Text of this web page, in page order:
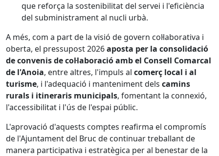
que reforça la sostenibilitat del servei i l'eficiència
del subministrament al nucli urbà.
A més, com a part de la visió de govern col·laborativa i
oberta, el pressupost 2026aposta per la consolidació
de convenis de col·laboració amb el Consell Comarcal
de l'Anoia, entre altres, l'impuls al comerç local i al
turisme, i l'adequació i manteniment dels camins
rurals i itineraris municipals, fomentant la connexió,
l'accessibilitat i l'ús de l'espai públic.
L'aprovació d'aquests comptes reafirma el compromís
de l'Ajuntament del Bruc de continuar treballant de
manera participativa i estratègica per al benestar de la